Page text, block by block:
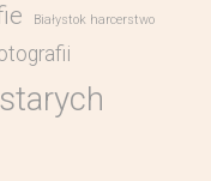
Białystok harcerstwo